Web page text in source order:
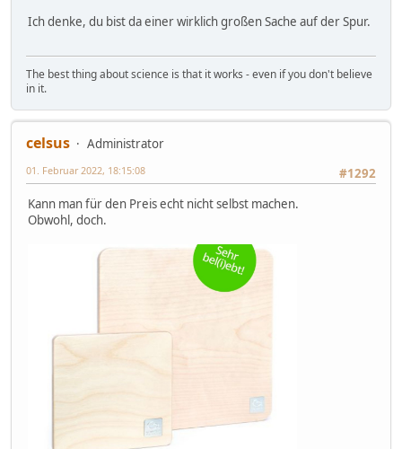
Ich denke, du bist da einer wirklich großen Sache auf der Spur.
The best thing about science is that it works - even if you don't believe
in it.
celsus
Administrator
#1292
01. Februar 2022, 18:15:08
Kann man für den Preis echt nicht selbst machen.
Obwohl, doch.